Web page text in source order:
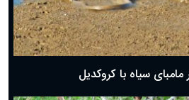
مامبای سیاه با کروکدیل